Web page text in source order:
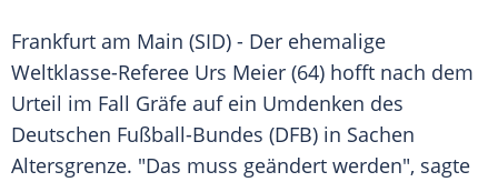
Frankfurt am Main (SID) - Der ehemalige
Weltklasse-Referee Urs Meier (64) hofft nach dem
Urteil im Fall Gräfe auf ein Umdenken des
Deutschen Fußball-Bundes (DFB) in Sachen
Altersgrenze. "Das muss geändert werden", sagte